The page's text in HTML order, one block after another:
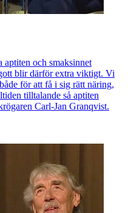
och smaksinnet
blir därför extra viktigt. Vi
för att få i sig rätt näring,
tilltalande så aptiten
Carl-Jan Granqvist.